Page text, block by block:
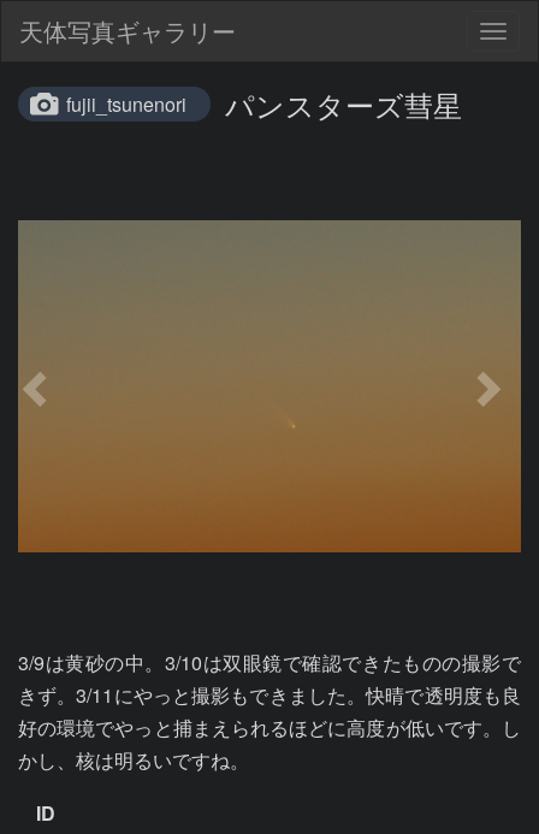
天体写真ギャラリー
fujii_tsunenori パンスターズ彗星
3/9は黄砂の中。3/10は双眼鏡で確認できたものの撮影で
きず。3/11にやっと撮影もできました。快晴で透明度も良
好の環境でやっと捕まえられるほどに高度が低いです。し
かし、核は明るいですね。
ID